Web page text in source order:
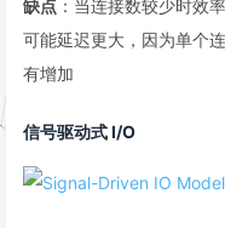
缺点 ：当连接数较少时效
可能延迟更大，因为单个
有增加
信号驱动式 I/O